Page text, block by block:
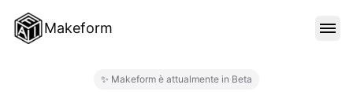
Makeform
✨ Makeform è attualmente in Beta